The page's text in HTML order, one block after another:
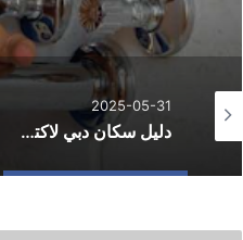
2025-05-31
دليل سكان دبي لاكتشاف التسربات المخفية بدون تكسير أو فوضى